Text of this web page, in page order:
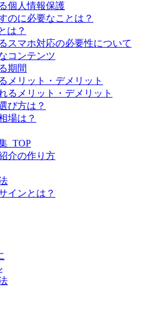
個人情報保護
のに必要なことは？
は？
スマホ対応の必要性について
コンテンツ
期間
メリット・デメリット
るメリット・デメリット
び方は？
場は？
_TOP
介の作り方
インとは？